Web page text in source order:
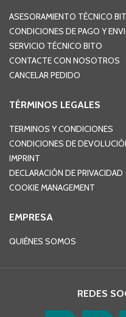
ASESORAMIENTO TÉCNICO
CONDICIONES DE PAGO Y
SERVICIO TÉCNICO BITO
CONTACTE CON NOSOTROS
CANCELAR PEDIDO
TÉRMINOS LEGALES
TERMINOS Y CONDICIONES
CONDICIONES DE
IMPRINT
DECLARACIÓN DE PRIVACIDAD
COOKIE MANAGEMENT
EMPRESA
QUIÉNES SOMOS
REDES